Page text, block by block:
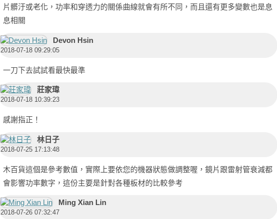
片髒汙或老化，功率和穿透力的關係曲線就會有所不同，而且還有更多變數也是息
息相關
Devon Hsin
2018-07-18 09:29:05
一刀下去試試看最快最準
莊家瑋
2018-07-18 10:39:23
感謝指正！
林日子
2018-07-25 17:13:48
木百貨這個是參考數值，實際上要依您的機器狀態做調整喔，鏡片跟雷射管衰減都
會影響功率數字，這份主要是針對各種板材的比較參考
Ming Xian Lin
2018-07-26 07:32:47